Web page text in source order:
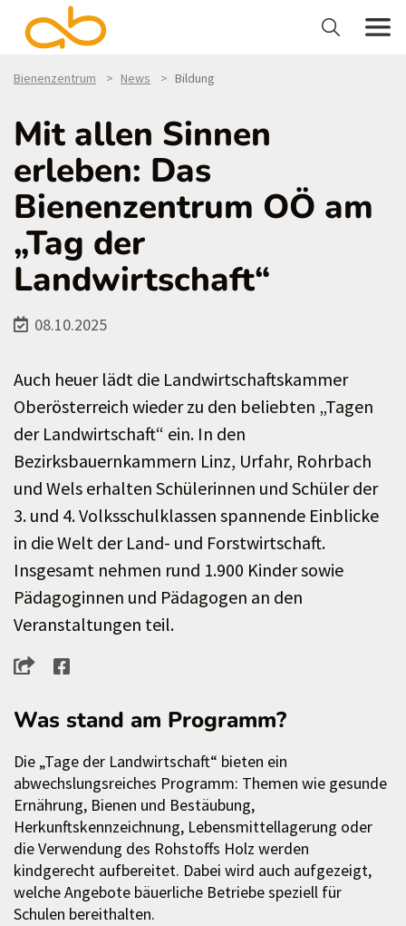
Bienenzentrum News Bildung
Mit allen Sinnen
erleben: Das
Bienenzentrum OÖ am
„Tag der
Landwirtschaft“
08.10.2025
Auch heuer lädt die Landwirtschaftskammer
Oberösterreich wieder zu den beliebten „Tagen
der Landwirtschaft“ ein. In den
Bezirksbauernkammern Linz, Urfahr, Rohrbach
und Wels erhalten Schülerinnen und Schüler der
3. und 4. Volksschulklassen spannende Einblicke
in die Welt der Land- und Forstwirtschaft.
Insgesamt nehmen rund 1.900 Kinder sowie
Pädagoginnen und Pädagogen an den
Veranstaltungen teil.
Was stand am Programm?
Die „Tage der Landwirtschaft“ bieten ein
abwechslungsreiches Programm: Themen wie gesunde
Ernährung, Bienen und Bestäubung,
Herkunftskennzeichnung, Lebensmittellagerung oder
die Verwendung des Rohstoffs Holz werden
kindgerecht aufbereitet. Dabei wird auch aufgezeigt,
welche Angebote bäuerliche Betriebe speziell für
Schulen bereithalten.